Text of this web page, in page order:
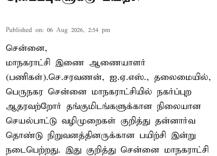
Published on: 06 Aug 2026, 2:54 pm
சென்னை,
மாநகராட்சி இணை ஆணையாளர்
(பணிகள்).செ.சரவணன், ஐ.ஏ.எஸ்., தலைமையில்,
பெருநகர சென்னை மாநகராட்சியில் நகர்ப்புற
ஆதரவற்றோர் தங்குமிடங்களுக்கான நிலையான
செயல்பாட்டு வழிமுறைகள் குறித்து தன்னார்வ
தொண்டு நிறுவனத்தினருக்கான பயிற்சி இன்று
நடைபெற்றது. இது குறித்து சென்னை மாநகராட்சி